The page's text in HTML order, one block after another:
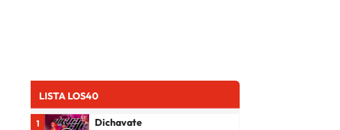
LISTA LOS40
1 Dichavate